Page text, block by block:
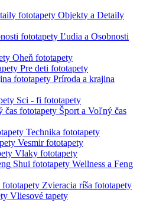
Objekty a Detaily
Ľudia a Osobnosti
Oheň fototapety
Pre deti fototapety
Príroda a krajina
Sci - fi fototapety
Šport a Voľný čas
Technika fototapety
Vesmir fototapety
Vlaky fototapety
Wellness a Feng
Zvieracia ríša fototapety
Vliesové tapety